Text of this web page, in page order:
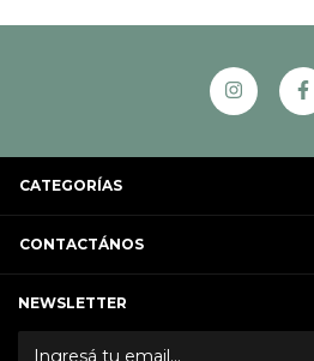
CATEGORÍAS
CONTACTÁNOS
NEWSLETTER